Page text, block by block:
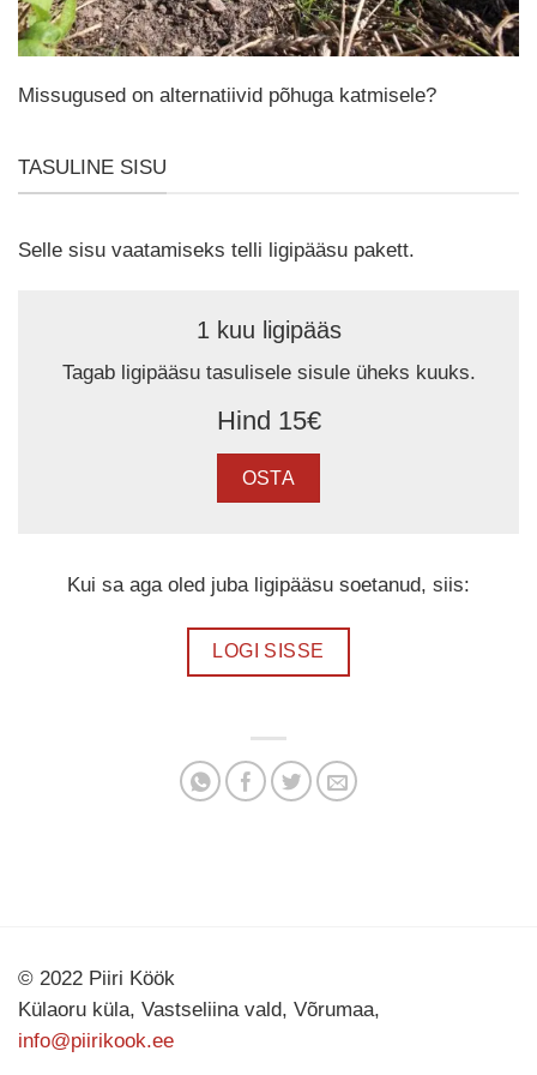
Missugused on alternatiivid põhuga katmisele?
TASULINE SISU
Selle sisu vaatamiseks telli ligipääsu pakett.
1 kuu ligipääs
Tagab ligipääsu tasulisele sisule üheks kuuks.
Hind 15€
OSTA
Kui sa aga oled juba ligipääsu soetanud, siis:
LOGI SISSE
© 2022 Piiri Köök
Külaoru küla, Vastseliina vald, Võrumaa,
info@piirikook.ee